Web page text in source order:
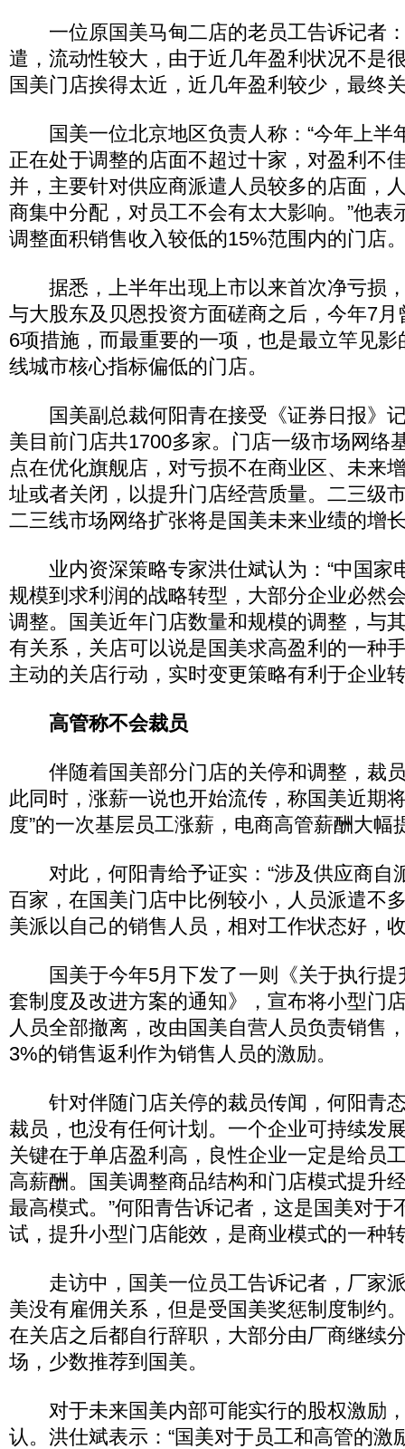
一位原国美马甸二店的老员工告诉记者：
遣，流动性较大，由于近几年盈利状况不是
国美门店挨得太近，近几年盈利较少，最终
国美一位北京地区负责人称：“今年上半
正在处于调整的店面不超过十家，对盈利不
并，主要针对供应商派遣人员较多的店面，
商集中分配，对员工不会有太大影响。”他表
调整面积销售收入较低的15%范围内的门店
据悉，上半年出现上市以来首次净亏损
与大股东及贝恩投资方面磋商之后，今年7
6项措施，而最重要的一项，也是最立竿见
线城市核心指标偏低的门店。
国美副总裁何阳青在接受《证券日报》记
美目前门店共1700多家。门店一级市场网络
点在优化旗舰店，对亏损不在商业区、未来
址或者关闭，以提升门店经营质量。二三级
二三线市场网络扩张将是国美未来业绩的增
业内资深策略专家洪仕斌认为：“中国家
规模到求利润的战略转型，大部分企业必然
调整。国美近年门店数量和规模的调整，与
有关系，关店可以说是国美求高盈利的一种
主动的关店行动，实时变更策略有利于企业
高管称不会裁员
伴随着国美部分门店的关停和调整，裁
此同时，涨薪一说也开始流传，称国美近期
度”的一次基层员工涨薪，电商高管薪酬大幅
对此，何阳青给予证实：“涉及供应商自
百家，在国美门店中比例较小，人员派遣不
美派以自己的销售人员，相对工作状态好，
国美于今年5月下发了一则《关于执行提
套制度及改进方案的通知》，宣布将小型门
人员全部撤离，改由国美自营人员负责销售
3%的销售返利作为销售人员的激励。
针对伴随门店关停的裁员传闻，何阳青态
裁员，也没有任何计划。一个企业可持续发
关键在于单店盈利高，良性企业一定是给员
高薪酬。国美调整商品结构和门店模式提升
最高模式。”何阳青告诉记者，这是国美对于
试，提升小型门店能效，是商业模式的一种
走访中，国美一位员工告诉记者，厂家
美没有雇佣关系，但是受国美奖惩制度制约
在关店之后都自行辞职，大部分由厂商继续
场，少数推荐到国美。
对于未来国美内部可能实行的股权激励
认。洪仕斌表示：“国美对于员工和高管的激